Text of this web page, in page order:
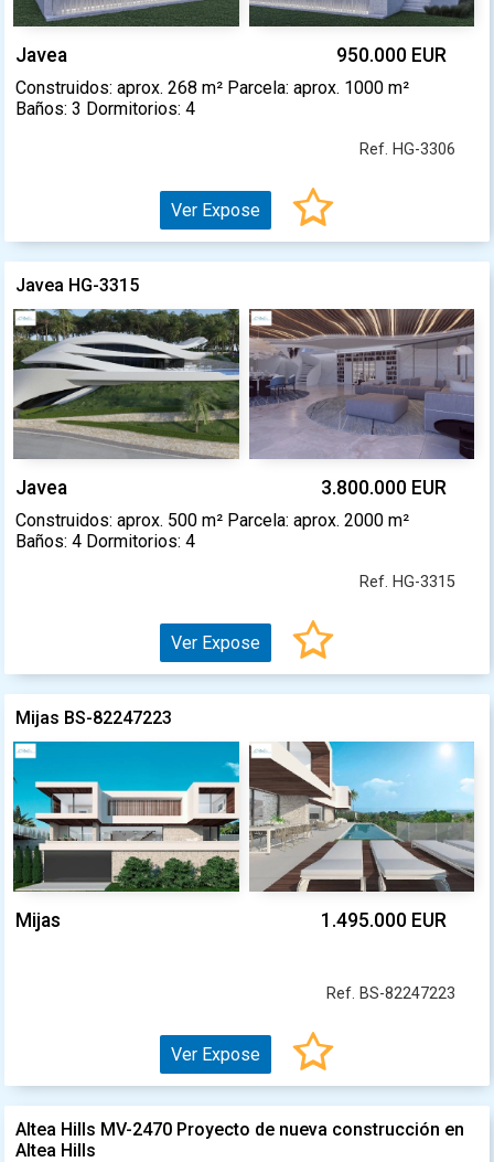
Javea 950.000 EUR
Construidos: aprox. 268 m² Parcela: aprox. 1000 m²
Baños: 3 Dormitorios: 4
Ref. HG-3306
Ver Expose
Javea HG-3315
Javea 3.800.000 EUR
Construidos: aprox. 500 m² Parcela: aprox. 2000 m²
Baños: 4 Dormitorios: 4
Ref. HG-3315
Ver Expose
Mijas BS-82247223
Mijas 1.495.000 EUR
Ref. BS-82247223
Ver Expose
Altea Hills MV-2470 Proyecto de nueva construcción en
Altea Hills